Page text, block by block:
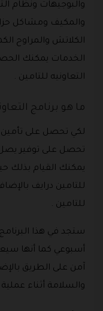
والبوجيهات ونظام
والمكيف ومشاكل
الكلاتش والمراوح
الخدمات يمكنك
التعاونيه للتامين .
ما هو برنامج
لكي تحصل على تأمين
يمكنك القيام بذلك
للتامين درايف
للتامين .
ستجد في هذا
أسبوعي كما أنها
آمن على الطريق
والسلامة أثناء عملية